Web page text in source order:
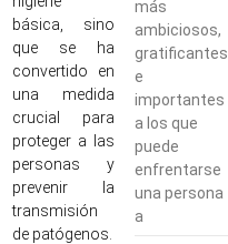
básica, sino
que se ha
convertido en
una medida
crucial para
proteger a las
personas y
prevenir la
transmisión
de patógenos.
más
ambiciosos,
gratificantes
e
importantes
a los que
puede
enfrentarse
una persona
a